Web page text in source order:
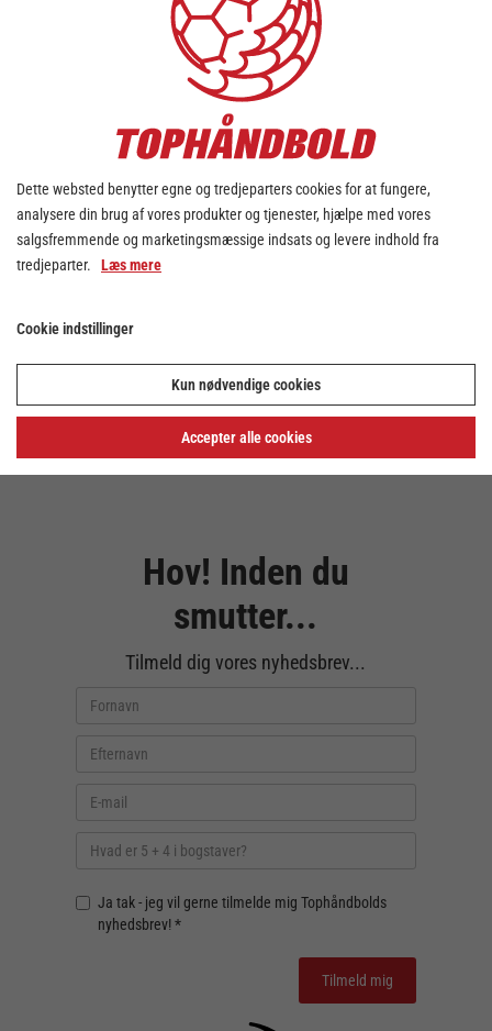
Hov! Inden du
smutter...
Tilmeld dig vores nyhedsbrev...
Ja tak - jeg vil gerne tilmelde mig Tophåndbolds
nyhedsbrev! *
Dette websted benytter egne og tredjeparters cookies for at fungere,
analysere din brug af vores produkter og tjenester, hjælpe med vores
salgsfremmende og marketingsmæssige indsats og levere indhold fra
tredjeparter. Læs mere
Cookie indstillinger
Kun nødvendige cookies
Accepter alle cookies